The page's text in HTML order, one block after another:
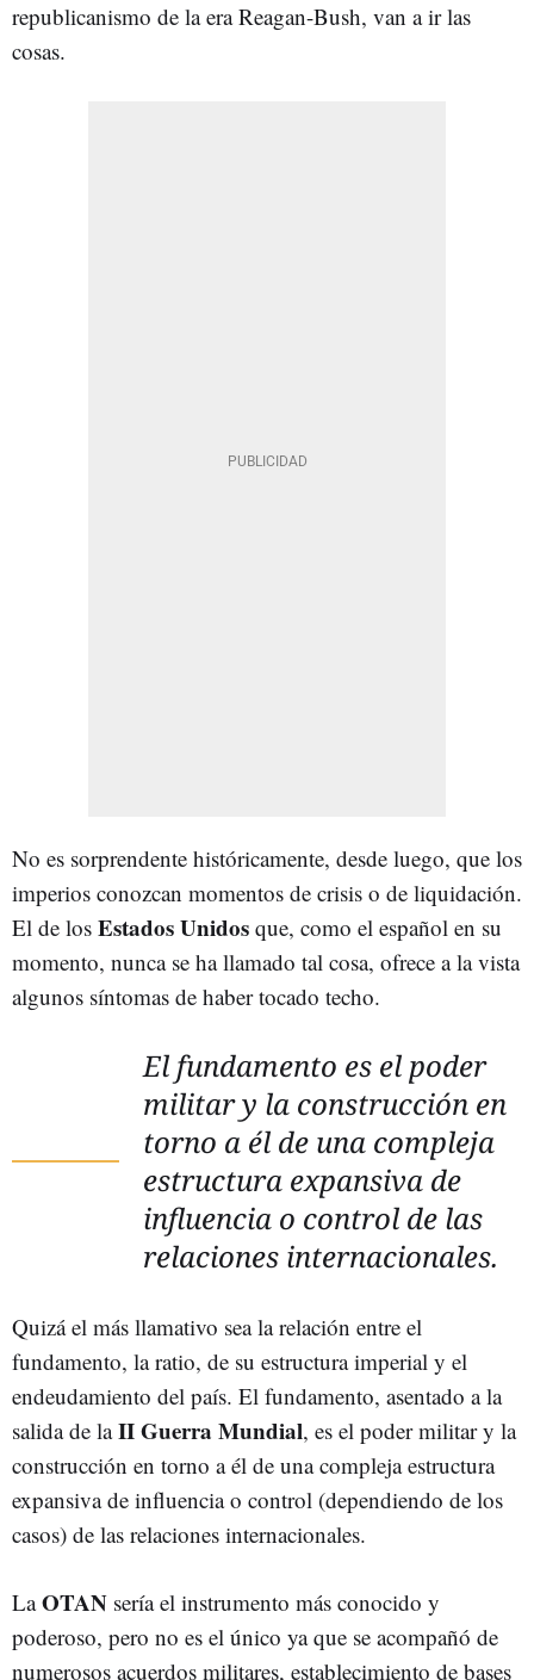
republicanismo de la era Reagan-Bush, van a ir las
cosas.
No es sorprendente históricamente, desde luego, que los
imperios conozcan momentos de crisis o de liquidación.
El de los Estados Unidos que, como el español en su
momento, nunca se ha llamado tal cosa, ofrece a la vista
algunos síntomas de haber tocado techo.
El fundamento es el poder
militar y la construcción en
torno a él de una compleja
estructura expansiva de
influencia o control de las
relaciones internacionales.
Quizá el más llamativo sea la relación entre el
fundamento, la ratio, de su estructura imperial y el
endeudamiento del país. El fundamento, asentado a la
salida de laII Guerra Mundial, es el poder militar y la
construcción en torno a él de una compleja estructura
expansiva de influencia o control (dependiendo de los
casos) de las relaciones internacionales.
LaOTAN sería el instrumento más conocido y
poderoso, pero no es el único ya que se acompañó de
numerosos acuerdos militares, establecimiento de bases